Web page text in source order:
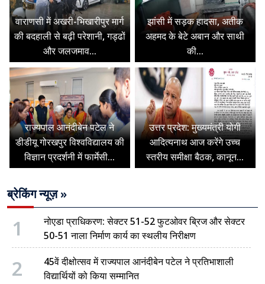
वाराणसी में अखरी-भिखारीपुर मार्ग
की बदहाली से बढ़ी परेशानी, गड्ढों
और जलजमाव...
झांसी में सड़क हादसा, अतीक
अहमद के बेटे अबान और साथी
की...
राज्यपाल आनंदीबेन पटेल ने
डीडीयू गोरखपुर विश्वविद्यालय की
विज्ञान प्रदर्शनी में फार्मेसी...
उत्तर प्रदेश: मुख्यमंत्री योगी
आदित्यनाथ आज करेंगे उच्च
स्तरीय समीक्षा बैठक, कानून...
ब्रेकिंग न्यूज़ »
1
नोएडा प्राधिकरण: सेक्टर 51-52 फुटओवर ब्रिज और सेक्टर
50-51 नाला निर्माण कार्य का स्थलीय निरीक्षण
2
45वें दीक्षोत्सव में राज्यपाल आनंदीबेन पटेल ने प्रतिभाशाली
विद्यार्थियों को किया सम्मानित